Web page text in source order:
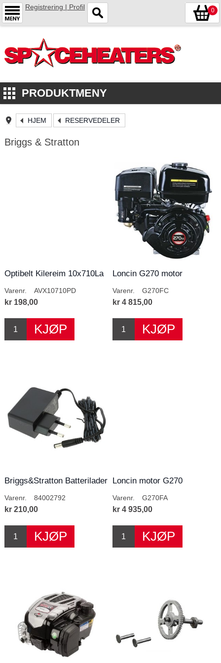
Registrering | Profil 0
PRODUKTMENY
HJEM RESERVEDELER
Briggs & Stratton
Optibelt Kilereim 10x710La
Varenr. AVX10710PD
kr 198,00
Loncin G270 motor
Varenr. G270FC
kr 4 815,00
Briggs&Stratton Batterilader
Varenr. 84002792
kr 210,00
Loncin motor G270
Varenr. G270FA
kr 4 935,00